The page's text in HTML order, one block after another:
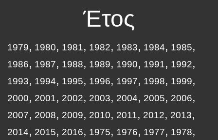
Έτος
1979 1980 1981 1982 1983 1984
1985
1986
1987 1988 1989 1990 1991
1992
1993
1994 1995 1996 1997 1998
1999
2000
2001 2002 2003 2004 2005
2006
2007
2008 2009 2010 2011 2012
2013
2014
2015 2016 1975 1976 1977
1978